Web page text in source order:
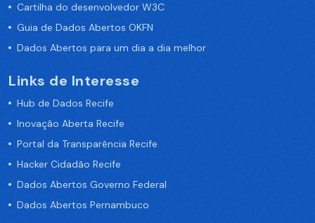
Cartilha do desenvolvedor W3C
Guia de Dados Abertos OKFN
Dados Abertos para um dia a dia melhor
Links de Interesse
Hub de Dados Recife
Inovação Aberta Recife
Portal da Transparência Recife
Hacker Cidadão Recife
Dados Abertos Governo Federal
Dados Abertos Pernambuco